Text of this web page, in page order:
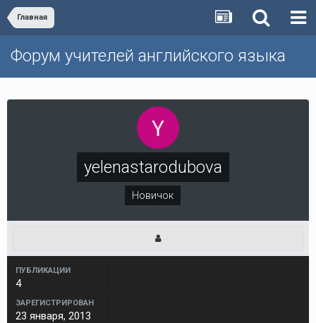
Главная
Форум учителей английского языка
yelenastarodubova
Новичок
ПУБЛИКАЦИИ
4
ЗАРЕГИСТРИРОВАН
23 января, 2013